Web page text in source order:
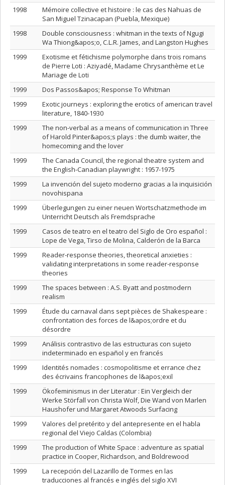
1998
Mémoire collective et histoire : le cas des Nahuas de
San Miguel Tzinacapan (Puebla, Mexique)
1998
Double consciousness : whitman in the texts of Ngugi
Wa Thiong&apos;o, C.L.R. James, and Langston Hughes
1999
Exotisme et fétichisme polymorphe dans trois romans
de Pierre Loti : Aziyadé, Madame Chrysanthème et Le
Mariage de Loti
1999
Dos Passos&apos; Response To Whitman
1999
Exotic journeys : exploring the erotics of american travel
literature, 1840-1930
1999
The non-verbal as a means of communication in Three
of Harold Pinter&apos;s plays : the dumb waiter, the
homecoming and the lover
1999
The Canada Council, the regional theatre system and
the English-Canadian playwright : 1957-1975
1999
La invención del sujeto moderno gracias a la inquisición
novohispana
1999
Überlegungen zu einer neuen Wortschatzmethode im
Unterricht Deutsch als Fremdsprache
1999
Casos de teatro en el teatro del Siglo de Oro español :
Lope de Vega, Tirso de Molina, Calderón de la Barca
1999
Reader-response theories, theoretical anxieties :
validating interpretations in some reader-response
theories
1999
The spaces between : A.S. Byatt and postmodern
realism
1999
Étude du carnaval dans sept pièces de Shakespeare :
confrontation des forces de l&apos;ordre et du
désordre
1999
Análisis contrastivo de las estructuras con sujeto
indeterminado en español y en francés
1999
Identités nomades : cosmopolitisme et errance chez
des écrivains francophones de l&apos;exil
1999
Ökofeminismus in der Literatur : Ein Vergleich der
Werke Störfall von Christa Wolf, Die Wand von Marlen
Haushofer und Margaret Atwoods Surfacing
1999
Valores del pretérito y del antepresente en el habla
regional del Viejo Caldas (Colombia)
1999
The production of White Space : adventure as spatial
practice in Cooper, Richardson, and Boldrewood
1999
La recepción del Lazarillo de Tormes en las
traducciones al francés e inglés del siglo XVI